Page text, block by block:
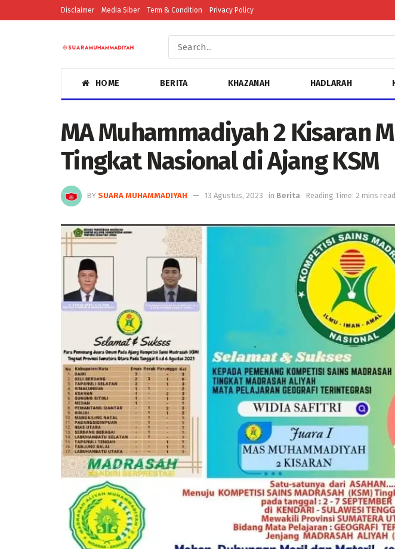
Disclaimer Media Siber Term & Condition Privacy Policy
HOME BERITA KHAZANAH HADLARAH
MA Muhammadiyah 2 Kisaran
Tingkat Nasional di Ajang KSM
BY SUARA MUHAMMADIYAH 13 Agustus, 2023 in Berita Reading Time: 2 mins read